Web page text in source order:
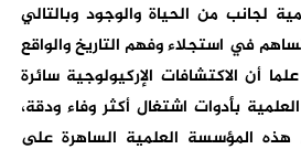
لجانب من الحياة والوجود وبالتالي
في استجلاء وفهم التاريخ والواقع
أن الاكتشافات الإركيولوجية سائرة
بأدوات اشتغال أكثر وفاء ودقة،
المؤسسة العلمية الساهرة على